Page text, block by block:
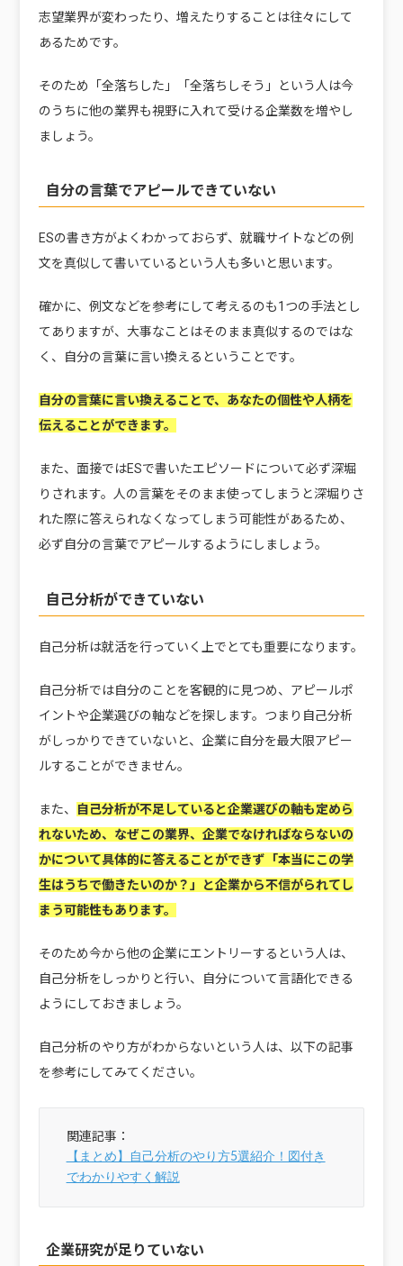
志望業界が変わったり、増えたりすることは往々にして
あるためです。
そのため「全落ちした」「全落ちしそう」という人は今
のうちに他の業界も視野に入れて受ける企業数を増やし
ましょう。
自分の言葉でアピールできていない
ESの書き方がよくわかっておらず、就職サイトなどの例
文を真似して書いているという人も多いと思います。
確かに、例文などを参考にして考えるのも1つの手法とし
てありますが、大事なことはそのまま真似するのではな
く、自分の言葉に言い換える ということです。
自分の言葉に言い換えることで、あなたの個性や人柄を
伝えることができます。
また、面接ではESで書いたエピソードについて必ず深堀
りされます。人の言葉をそのまま使ってしまうと深堀りさ
れた際に答えられなくなってしまう可能性があるため、
必ず自分の言葉でアピールするようにしましょう。
自己分析ができていない
自己分析は就活を行っていく上でとても重要になります。
自己分析では自分のことを客観的に見つめ、アピールポ
イントや企業選びの軸などを探します。つまり自己分析
がしっかりできていないと、企業に自分を最大限アピー
ルすることができません。
また、
自己分析が不足していると企業選びの軸も定めら
れないため、なぜこの業界、企業でなければならないの
かについて具体的に答えることができず「本当にこの学
生はうちで働きたいのか？」と企業から不信がられてし
まう可能性もあります。
そのため今から他の企業にエントリーするという人は、
自己分析をしっかりと行い、
自分について言語化できる
ようにしておきましょう。
自己分析のやり方がわからないという人は、以下の記事
を参考にしてみてください。
【まとめ】自己分析のやり方5選紹介！図付き
でわかりやすく解説
企業研究が足りていない